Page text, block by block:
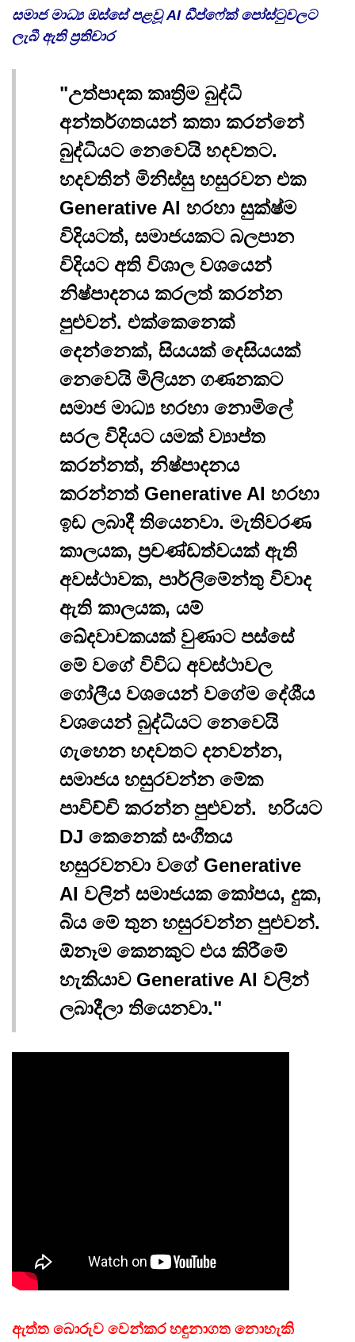
සමාජ මාධ්‍ය ඔස්සේ පළවූ AI ඩීප්ෆේක් පෝස්ටුවලට
ලැබී ඇති ප්‍රතිචාර
"උත්පාදක කෘත්‍රිම බුද්ධි
අන්තර්ගතයන් කතා කරන්නේ
බුද්ධියට නෙවෙයි හදවතට.
හදවතින් මිනිස්සු හසුරවන එක
Generative AI හරහා සුක්ෂ්ම
විදියටත්, සමාජයකට බලපාන
විදියට අති විශාල වශයෙන්
නිෂ්පාදනය කරලත් කරන්න
පුළුවන්. එක්කෙනෙක්
දෙන්නෙක්, සියයක් දෙසියයක්
නෙවෙයි මිලියන ගණනකට
සමාජ මාධ්‍ය හරහා නොමිලේ
සරල විදියට යමක් ව්‍යාප්ත
කරන්නත්, නිෂ්පාදනය
කරන්නත් Generative AI හරහා
ඉඩ ලබාදී තියෙනවා. මැතිවරණ
කාලයක, ප්‍රචණ්ඩත්වයක් ඇති
අවස්ථාවක, පාර්ලිමේන්තු විවාද
ඇති කාලයක, යම්
ඛේදවාචකයක් වුණාට පස්සේ
මේ වගේ විවිධ අවස්ථාවල
ගෝලීය වශයෙන් වගේම දේශීය
වශයෙන් බුද්ධියට නෙවෙයි
ගැහෙන හදවතට දනවන්න,
සමාජය හසුරවන්න මේක
පාවිච්චි කරන්න පුළුවන්. හරියට
DJ කෙනෙක් සංගීතය
හසුරවනවා වගේ Generative
AI වලින් සමාජයක කෝපය, දුක,
බිය මේ තුන හසුරවන්න පුළුවන්.
ඕනෑම කෙනකුට එය කිරීමේ
හැකියාව Generative AI වලින්
ලබාදීලා තියෙනවා."
ඇත්ත බොරුව වෙන්කර හඳුනාගත නොහැකි